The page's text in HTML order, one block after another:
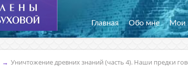
Главная Обо мне Мои
→ Уничтожение древних знаний (часть 4). Наши предки